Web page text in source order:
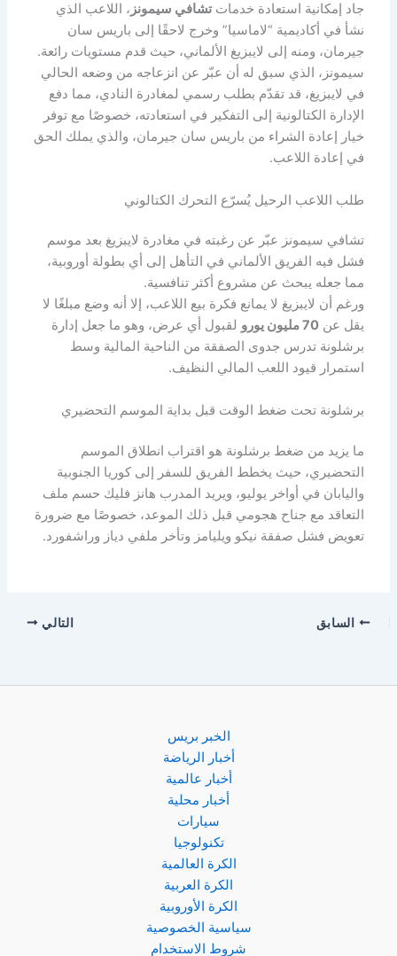
جاد إمكانية استعادة خدماتتشافي سيمونز ، اللاعب الذي
نشأ في أكاديمية “لاماسيا” وخرج لاحقًا إلى باريس سان
جيرمان، ومنه إلى لايبزيغ الألماني، حيث قدم مستويات رائعة.
سيمونز، الذي سبق له أن عبّر عن انزعاجه من وضعه الحالي
في لايبزيغ، قد تقدّم بطلب رسمي لمغادرة النادي، مما دفع
الإدارة الكتالونية إلى التفكير في استعادته، خصوصًا مع توفر
خيار إعادة الشراء من باريس سان جيرمان، والذي يملك الحق
في إعادة اللاعب.
طلب اللاعب الرحيل يُسرّع التحرك الكتالوني
تشافي سيمونز عبّر عن رغبته في مغادرة لايبزيغ بعد موسم
فشل فيه الفريق الألماني في التأهل إلى أي بطولة أوروبية،
مما جعله يبحث عن مشروع أكثر تنافسية.
ورغم أن لايبزيغ لا يمانع فكرة بيع اللاعب، إلا أنه وضع مبلغًا لا
يقل عن70 مليون يورو
لقبول أي عرض، وهو ما جعل إدارة
برشلونة تدرس جدوى الصفقة من الناحية المالية وسط
استمرار قيود اللعب المالي النظيف.
برشلونة تحت ضغط الوقت قبل بداية الموسم التحضيري
ما يزيد من ضغط برشلونة هو اقتراب انطلاق الموسم
التحضيري، حيث يخطط الفريق للسفر إلى كوريا الجنوبية
واليابان في أواخر يوليو، ويريد المدرب هانز فليك حسم ملف
التعاقد مع جناح هجومي قبل ذلك الموعد، خصوصًا مع ضرورة
تعويض فشل صفقة نيكو ويليامز وتأخر ملفي دياز وراشفورد.
السابق التالي
الخبر بريس
أخبار الرياضة
أخبار عالمية
أخبار محلية
سيارات
تكنولوجيا
الكرة العالمية
الكرة العربية
الكرة الأوروبية
سياسية الخصوصية
شروط الاستخدام